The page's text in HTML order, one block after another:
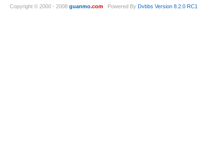
Copyright © 2000 - 2008 guanmo.com Powered By Dvbbs Version 8.2.0 RC1